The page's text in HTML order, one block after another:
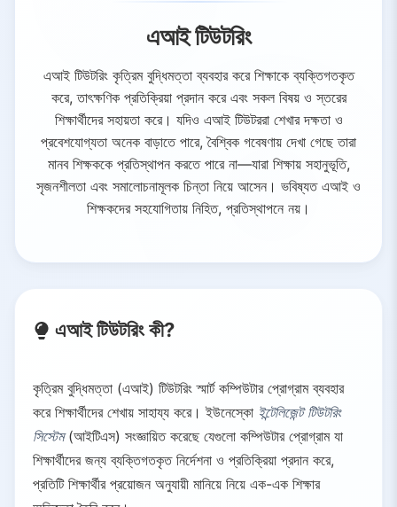
এআই টিউটরিং
এআই টিউটরিং কৃত্রিম বুদ্ধিমত্তা ব্যবহার করে শিক্ষাকে ব্যক্তিগতকৃত
করে, তাৎক্ষণিক প্রতিক্রিয়া প্রদান করে এবং সকল বিষয় ও স্তরের
শিক্ষার্থীদের সহায়তা করে। যদিও এআই টিউটররা শেখার দক্ষতা ও
প্রবেশযোগ্যতা অনেক বাড়াতে পারে, বৈশ্বিক গবেষণায় দেখা গেছে তারা
মানব শিক্ষককে প্রতিস্থাপন করতে পারে না—যারা শিক্ষায় সহানুভূতি,
সৃজনশীলতা এবং সমালোচনামূলক চিন্তা নিয়ে আসেন। ভবিষ্যত এআই ও
শিক্ষকদের সহযোগিতায় নিহিত, প্রতিস্থাপনে নয়।
এআই টিউটরিং কী?
কৃত্রিম বুদ্ধিমত্তা (এআই) টিউটরিং স্মার্ট কম্পিউটার প্রোগ্রাম ব্যবহার
করে শিক্ষার্থীদের শেখায় সাহায্য করে। ইউনেস্কো ইন্টেলিজেন্ট টিউটরিং
সিস্টেম(আইটিএস) সংজ্ঞায়িত করেছে যেগুলো কম্পিউটার প্রোগ্রাম যা
শিক্ষার্থীদের জন্য ব্যক্তিগতকৃত নির্দেশনা ও প্রতিক্রিয়া প্রদান করে,
প্রতিটি শিক্ষার্থীর প্রয়োজন অনুযায়ী মানিয়ে নিয়ে এক-এক শিক্ষার